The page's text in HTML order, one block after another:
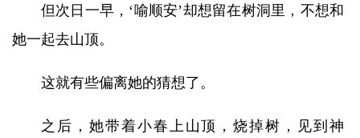
但次日一早，‘喻顺安’却想留在树洞里，不想和
她一起去山顶。
这就有些偏离她的猜想了。
之后，她带着小春上山顶，烧掉树，见到神